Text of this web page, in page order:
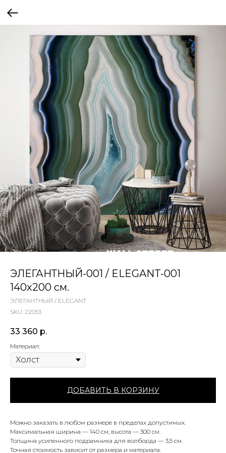
ЭЛЕГАНТНЫЙ-001 / ELEGANT-001
140х200 см.
ЭЛЕГАНТНЫЙ / ELEGANT
SKU: 22053
33 360 р.
Материал:
ДОБАВИТЬ В КОРЗИНУ
Можно заказать в любом размере в пределах допустимых.
Максимальная ширина — 140 см, высота — 300 см.
Толщина усиленного подрамника для волборда — 3,5 см.
Точная стоимость зависит от размера и материала.